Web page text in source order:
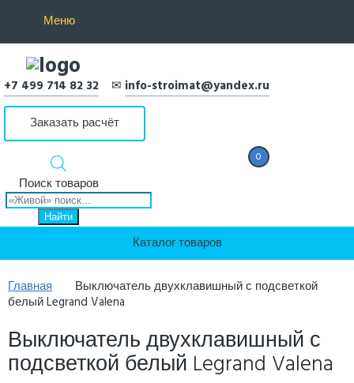
Меню
+7 499 714 82 32 ✉ info-stroimat@yandex.ru
Заказать расчёт
Поиск товаров
Найти
0
Каталог товаров
Главная
Выключатель двухклавишный с подсветкой
белый Legrand Valena
Выключатель двухклавишный с
подсветкой белый Legrand Valena